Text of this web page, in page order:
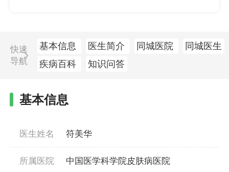
快速
导航
基本信息 医生简介 同城医院
同城医生
疾病百科
知识问答
基本信息
医生姓名 符美华
所属医院 中国医学科学院皮肤病医院